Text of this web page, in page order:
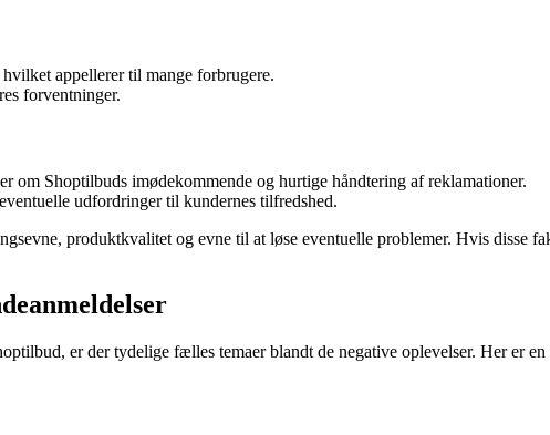
appellerer til mange forbrugere.
forventninger.
om Shoptilbuds imødekommende og hurtige håndtering af reklamationer.
udfordringer til kundernes tilfredshed.
produktkvalitet og evne til at løse eventuelle problemer. Hvis disse
er der tydelige fælles temaer blandt de negative oplevelser. Her er